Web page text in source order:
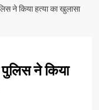
ने किया हत्या का खुलासा
ने किया